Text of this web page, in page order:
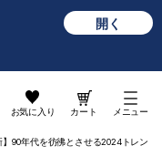
開く
お気に入り カート メニュー
】90年代を彷彿とさせる2024トレン